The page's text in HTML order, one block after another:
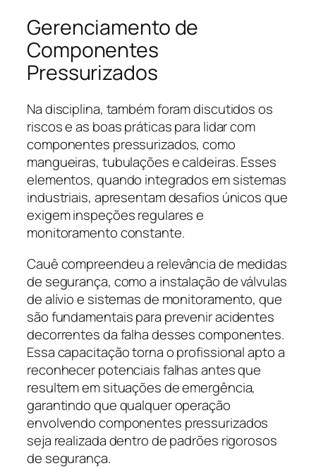
Gerenciamento de
Componentes
Pressurizados
Na disciplina, também foram discutidos os
riscos e as boas práticas para lidar com
componentes pressurizados, como
mangueiras, tubulações e caldeiras. Esses
elementos, quando integrados em sistemas
industriais, apresentam desafios únicos que
exigem inspeções regulares e
monitoramento constante.
Cauê compreendeu a relevância de medidas
de segurança, como a instalação de válvulas
de alívio e sistemas de monitoramento, que
são fundamentais para prevenir acidentes
decorrentes da falha desses componentes.
Essa capacitação torna o profissional apto a
reconhecer potenciais falhas antes que
resultem em situações de emergência,
garantindo que qualquer operação
envolvendo componentes pressurizados
seja realizada dentro de padrões rigorosos
de segurança.